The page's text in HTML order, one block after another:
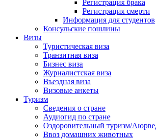
Регистрация брака
Регистрация смерти
Информация для студентов
Консульские пошлины
Визы
Туристическая виза
Транзитная виза
Бизнес виза
Журналистская виза
Въездная виза
Визовые анкеты
Туризм
Сведения о стране
Аудиогид по стране
Оздоровительный туризм/
Ввоз домашних животных